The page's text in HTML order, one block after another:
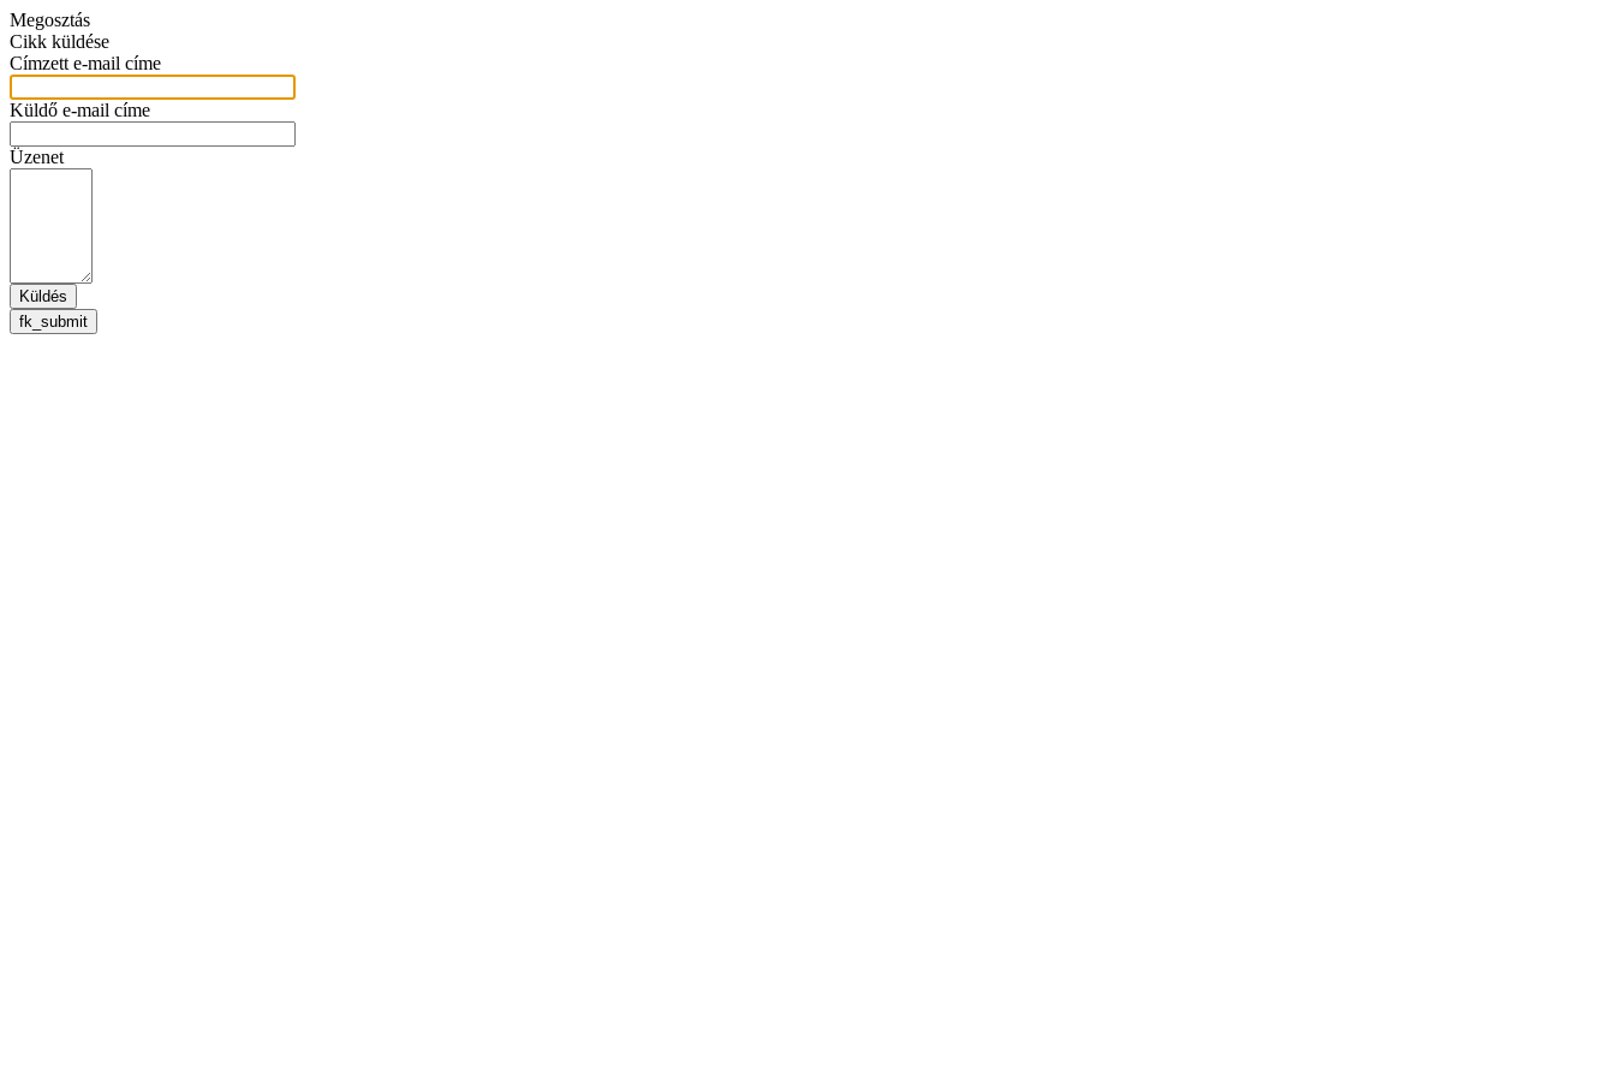
Megosztás
Cikk küldése
Címzett e-mail címe
Küldő e-mail címe
Üzenet